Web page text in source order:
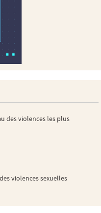
des violences les plus
violences sexuelles